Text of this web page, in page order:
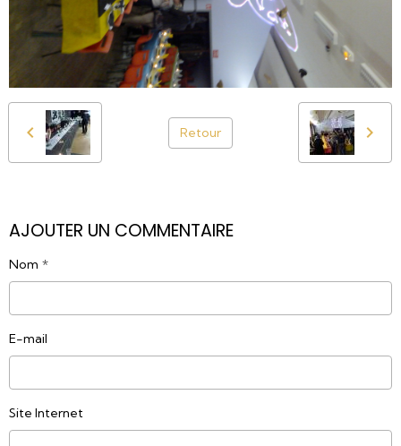
Retour
AJOUTER UN COMMENTAIRE
Nom
E-mail
Site Internet